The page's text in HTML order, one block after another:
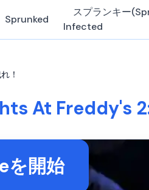
Sprunked
スプランキー
Infected
！
At Freddy's
を開始